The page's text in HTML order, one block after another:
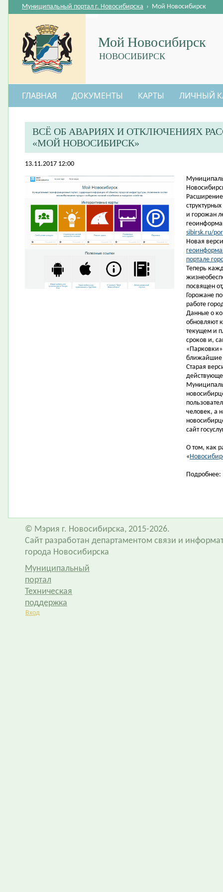
Мой Новосибирск
НОВОСИБИРСК
Муниципальный портал г. Новосибирска › Мой Новосибирск
ГЛАВНАЯ ДОКУМЕНТЫ КАРТЫ ЛИЧНЫЙ
ВСЁ ОБ АВАРИЯХ И ОТКЛЮЧЕНИЯХ
«МОЙ НОВОСИБИРСК»
13.11.2017 12:00
и горожан
sibirsk.ru/
Новая
портале
Теперь
посвящен
Горожане
работе
Данные о
обновляют
текущем и
сроков и,
ближайшие
Старая
человек, а
сайт
О том, как
«
Подробнее:
© Мэрия г. Новосибирска, 2015-2026.
Сайт разработан департаментом связи и
города Новосибирска
Муниципальный
портал
Техническая
поддержка
Вход